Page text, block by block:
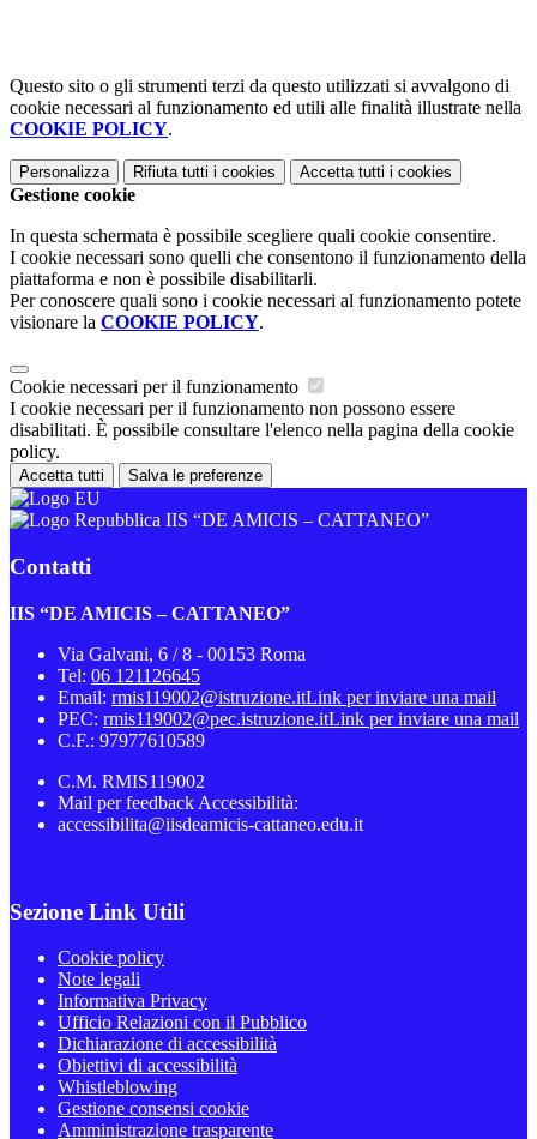
Questo sito o gli strumenti terzi da questo utilizzati si avvalgono di
cookie necessari al funzionamento ed utili alle finalità illustrate nella
COOKIE POLICY.
Personalizza Rifiuta tutti i cookies Accetta tutti i cookies
Gestione cookie
In questa schermata è possibile scegliere quali cookie consentire.
I cookie necessari sono quelli che consentono il funzionamento della
piattaforma e non è possibile disabilitarli.
Per conoscere quali sono i cookie necessari al funzionamento potete
visionare la COOKIE POLICY.
Cookie necessari per il funzionamento
I cookie necessari per il funzionamento non possono essere
disabilitati. È possibile consultare l'elenco nella pagina della cookie
policy.
Accetta tutti Salva le preferenze
IIS “DE AMICIS – CATTANEO”
Contatti
IIS “DE AMICIS – CATTANEO”
Via Galvani, 6 / 8 - 00153 Roma
Tel: 06 121126645
Email: rmis119002@istruzione.itLink per inviare una mail
PEC: rmis119002@pec.istruzione.itLink per inviare una mail
C.F.: 97977610589
C.M. RMIS119002
Mail per feedback Accessibilità:
accessibilita@iisdeamicis-cattaneo.edu.it
Sezione Link Utili
Cookie policy
Note legali
Informativa Privacy
Ufficio Relazioni con il Pubblico
Dichiarazione di accessibilità
Obiettivi di accessibilità
Whistleblowing
Gestione consensi cookie
Amministrazione trasparente